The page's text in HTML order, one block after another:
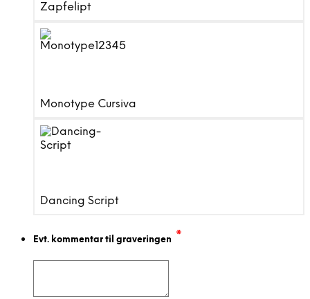
Zapfelipt
Monotype Cursiva
Dancing Script
Evt. kommentar til graveringen *